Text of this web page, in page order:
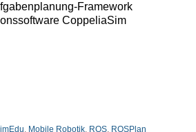
Framework
CoppeliaSim
, Mobile Robotik, ROS, ROSPlan